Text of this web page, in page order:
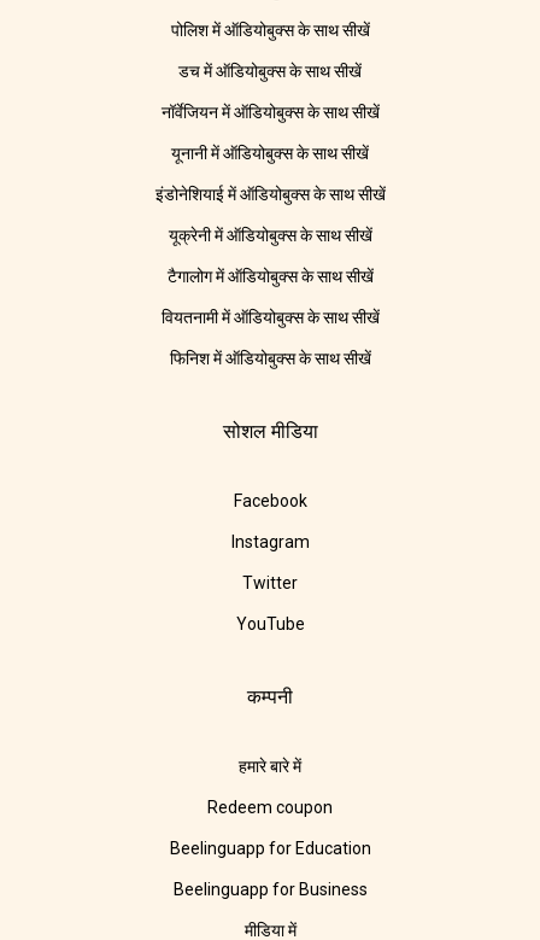
पोलिश में ऑडियोबुक्स के साथ सीखें
डच में ऑडियोबुक्स के साथ सीखें
नॉर्वेजियन में ऑडियोबुक्स के साथ सीखें
यूनानी में ऑडियोबुक्स के साथ सीखें
इंडोनेशियाई में ऑडियोबुक्स के साथ सीखें
यूक्रेनी में ऑडियोबुक्स के साथ सीखें
टैगालोग में ऑडियोबुक्स के साथ सीखें
वियतनामी में ऑडियोबुक्स के साथ सीखें
फिनिश में ऑडियोबुक्स के साथ सीखें
सोशल मीडिया
Facebook
Instagram
Twitter
YouTube
कम्पनी
हमारे बारे में
Redeem coupon
Beelinguapp for Education
Beelinguapp for Business
मीडिया में